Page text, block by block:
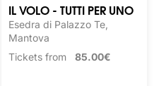
IL VOLO - TUTTI PER UNO
Esedra di Palazzo Te,
Mantova
Tickets from 85.00€